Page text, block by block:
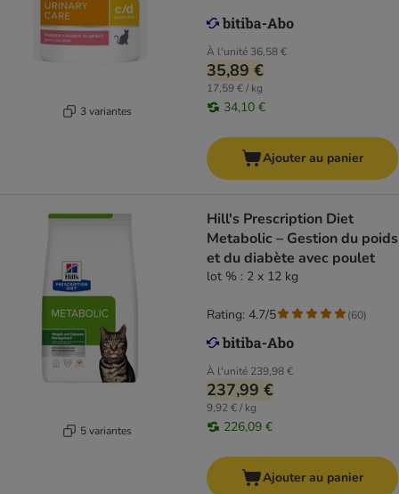
3 variantes
À l'unité 36,58 €
35,89 €
17,59 € / kg
34,10 €
Ajouter au panier
5 variantes
Hill's Prescription Diet
Metabolic – Gestion du poids
et du diabète avec poulet
lot % : 2 x 12 kg
À l'unité 239,98 €
237,99 €
9,92 € / kg
226,09 €
Rating: 4.7/5 (60)
Ajouter au panier